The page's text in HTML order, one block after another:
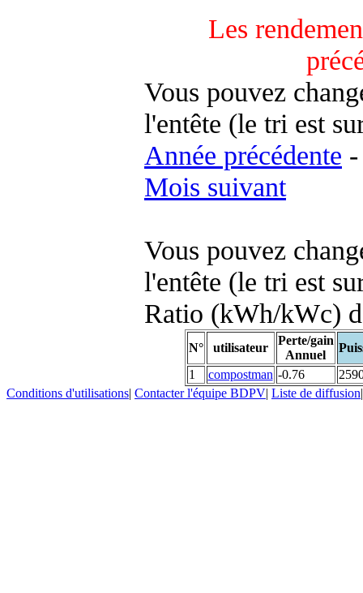
Les
Vous pouvez
l'entête (le tri est
Année précédente -
Mois suivant
Vous pouvez
l'entête (le tri est
Ratio (kWh/kWc)
N° utilisateur
Perte/gain
Annuel
1
compostman -0.76
Conditions d'utilisations| Contacter l'équipe BDPV| Liste de diffusion